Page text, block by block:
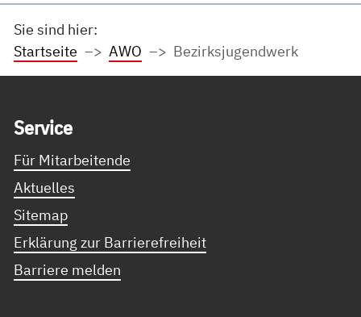
Sie sind hier:
Startseite
AWO Bezirksjugendwerk
Ser­vice
Für Mitarbeitende
Aktuelles
Sitemap
Erklärung zur Barrierefreiheit
Barriere melden